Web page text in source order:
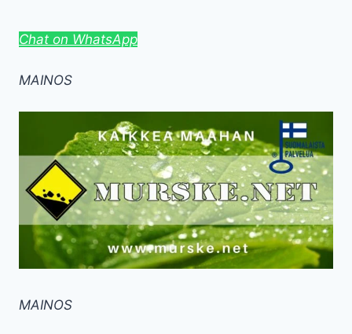
Chat on WhatsApp
MAINOS
MAINOS